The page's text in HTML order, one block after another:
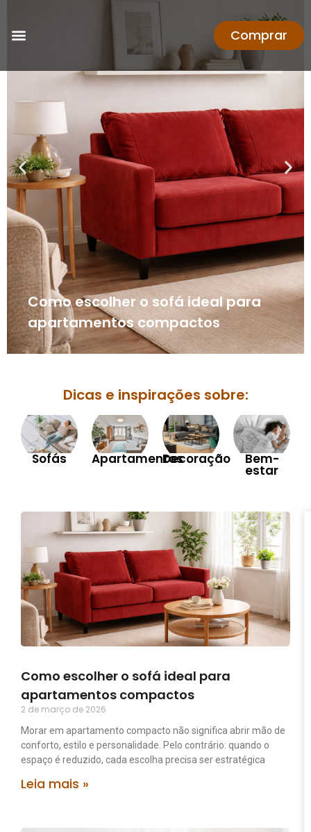
Comprar
Como escolher o sofá ideal para
apartamentos compactos
Dicas e inspirações sobre:
Sofás ApartamentosDecoração Bem-
estar
Como escolher o sofá ideal para
apartamentos compactos
2 de março de 2026
Morar em apartamento compacto não significa abrir mão de
conforto, estilo e personalidade. Pelo contrário: quando o
espaço é reduzido, cada escolha precisa ser estratégica
Leia mais »